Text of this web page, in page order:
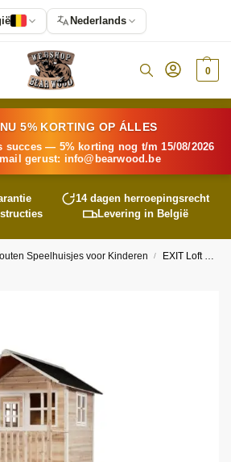
0
NU 5% KORTING OP ÁLLES
succes — 5% korting nog t/m 15/08/2026
gerust: info@ bearwood.be
14 dagen herroepingsrecht
Levering in België
Speelhuisjes voor Kinderen / EXIT Loft 500 houten speelhuis – kleurkeuze
Nederlands